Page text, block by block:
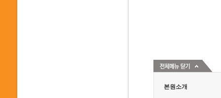
본원소개